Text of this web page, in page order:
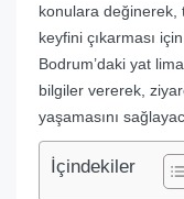
konulara değinerek,
keyfini çıkarması
Bodrum’daki yat
bilgiler vererek,
yaşamasını
İçindekiler